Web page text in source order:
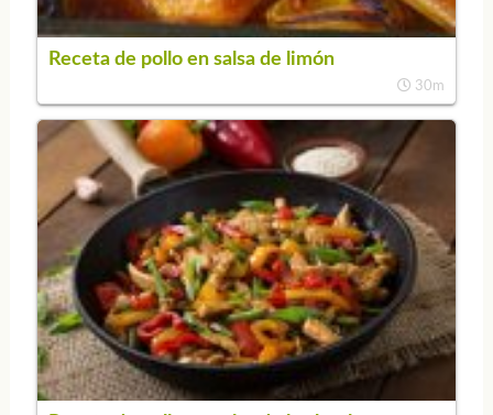
Receta de pollo en salsa de limón
30m